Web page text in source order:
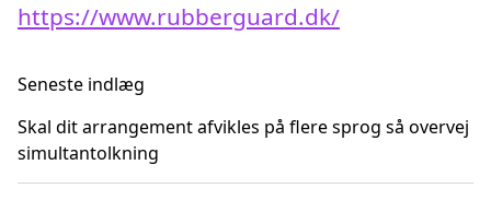
https://www.rubberguard.dk/
Seneste indlæg
Skal dit arrangement afvikles på flere sprog så overvej
simultantolkning